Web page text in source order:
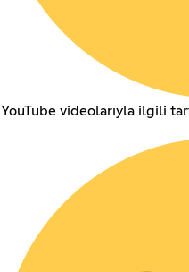
YouTube videolarıyla ilgili